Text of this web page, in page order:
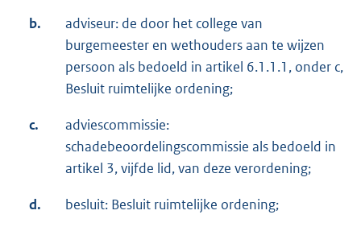
b.
adviseur: de door het college van
burgemeester en wethouders aan te wijzen
persoon als bedoeld in artikel 6.1.1.1, onder c,
Besluit ruimtelijke ordening;
c.
adviescommissie:
schadebeoordelingscommissie als bedoeld in
artikel 3, vijfde lid, van deze verordening;
d. besluit: Besluit ruimtelijke ordening;